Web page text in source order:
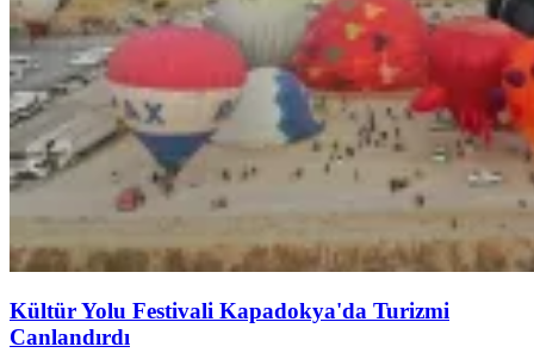
Kültür Yolu Festivali Kapadokya'da Turizmi
Canlandırdı